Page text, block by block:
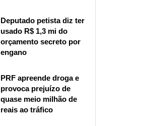
Deputado petista diz ter
usado R$ 1,3 mi do
orçamento secreto por
engano
PRF apreende droga e
provoca prejuízo de
quase meio milhão de
reais ao tráfico